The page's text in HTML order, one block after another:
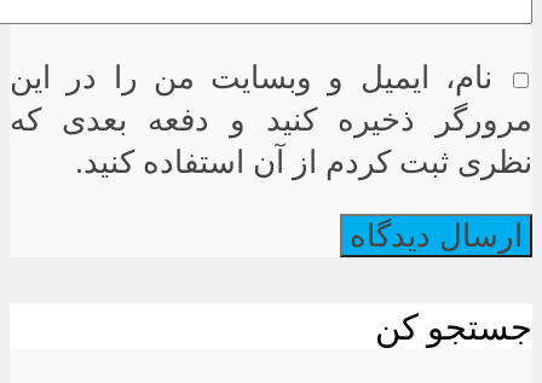
نام، ایمیل و وبسایت من را در این
مرورگر ذخیره کنید و دفعه بعدی که
نظری ثبت کردم از آن استفاده کنید.
جستجو کن